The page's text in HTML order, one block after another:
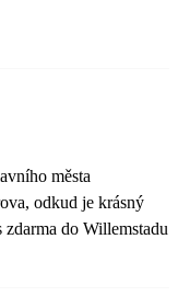
města
odkud je krásný
do Willemstadu